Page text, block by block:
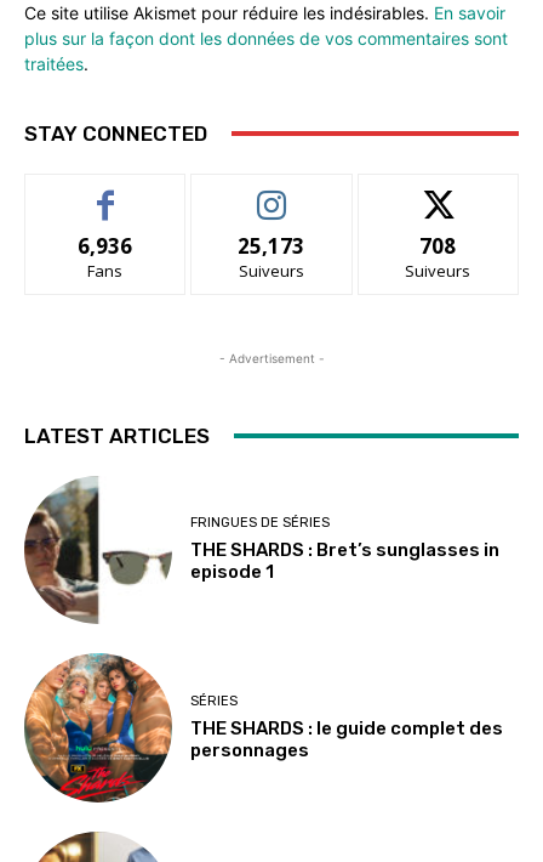
Ce site utilise Akismet pour réduire les indésirables. En savoir
plus sur la façon dont les données de vos commentaires sont
traitées.
STAY CONNECTED
6,936
Fans
25,173
Suiveurs
708
Suiveurs
- Advertisement -
LATEST ARTICLES
FRINGUES DE SÉRIES
THE SHARDS : Bret’s sunglasses in
episode 1
SÉRIES
THE SHARDS : le guide complet des
personnages